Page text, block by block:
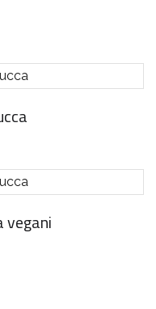
vegani